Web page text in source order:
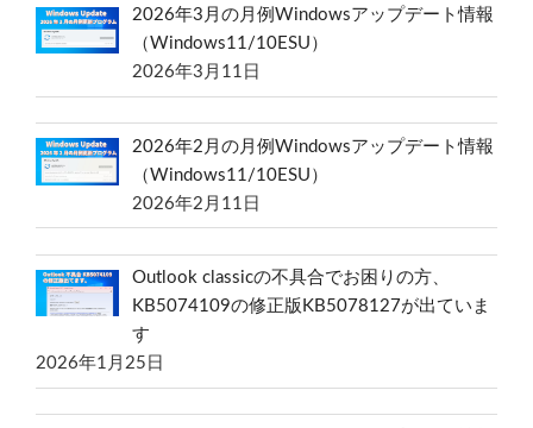
2026年3月の月例Windowsアップデート情報
（Windows11/10ESU）
2026年3月11日
2026年2月の月例Windowsアップデート情報
（Windows11/10ESU）
2026年2月11日
Outlook classicの不具合でお困りの方、
KB5074109の修正版KB5078127が出ていま
す
2026年1月25日